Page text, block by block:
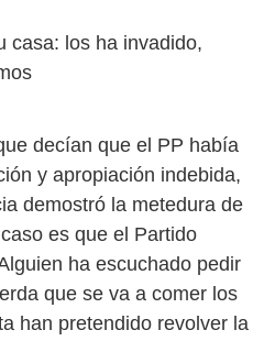
casa: los ha invadido,
decían que el PP había
y apropiación indebida,
demostró la metedura de
es que el Partido
ha escuchado pedir
que se va a comer los
han pretendido revolver la